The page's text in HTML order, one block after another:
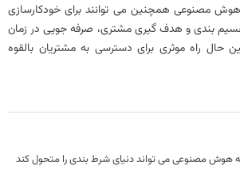
هوش مصنوعی همچنین می‌ توانند برای خودکارسازی
بندی و هدف‌ گیری مشتری، صرفه‌ جویی در زمان
حال راه موثری برای دسترسی به مشتریان بالقوه
هوش مصنوعی می تواند دنیای شرط بندی را متحول کند